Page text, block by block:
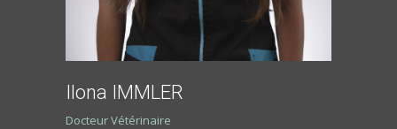
Ilona IMMLER
Docteur Vétérinaire